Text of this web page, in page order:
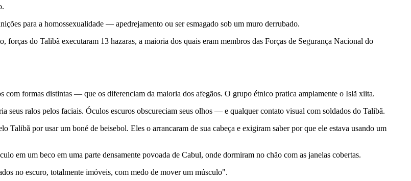
para a homossexualidade — apedrejamento ou ser esmagado sob um muro derrubado.
do Talibã executaram 13 hazaras, a maioria dos quais eram membros das Forças de Segurança Nacional do
formas distintas — que os diferenciam da maioria dos afegãos. O grupo étnico pratica amplamente o Islã xiita.
seus ralos pelos faciais. Óculos escuros obscureciam seus olhos — e qualquer contato visual com soldados do Talibã.
por usar um boné de beisebol. Eles o arrancaram de sua cabeça e exigiram saber por que ele estava usando um
em um beco em uma parte densamente povoada de Cabul, onde dormiram no chão com as janelas cobertas.
no escuro, totalmente imóveis, com medo de mover um músculo".